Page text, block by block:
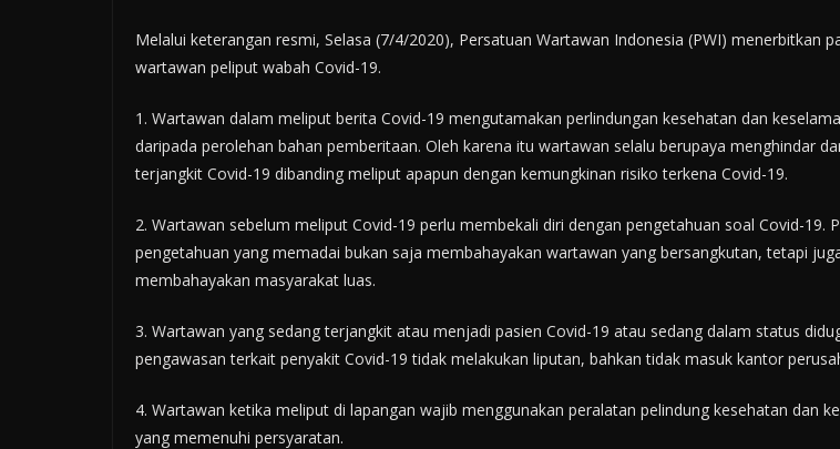
Melalui keterangan resmi, Selasa (7/4/2020), Persatuan Wartawan Indonesia (PWI) menerbitkan
wartawan peliput wabah Covid-19.
1. Wartawan dalam meliput berita Covid-19 mengutamakan perlindungan kesehatan dan
daripada perolehan bahan pemberitaan. Oleh karena itu wartawan selalu berupaya menghindar
terjangkit Covid-19 dibanding meliput apapun dengan kemungkinan risiko terkena Covid-19.
2. Wartawan sebelum meliput Covid-19 perlu membekali diri dengan pengetahuan soal Covid-19.
pengetahuan yang memadai bukan saja membahayakan wartawan yang bersangkutan, tetapi
membahayakan masyarakat luas.
3. Wartawan yang sedang terjangkit atau menjadi pasien Covid-19 atau sedang dalam status
pengawasan terkait penyakit Covid-19 tidak melakukan liputan, bahkan tidak masuk kantor
4. Wartawan ketika meliput di lapangan wajib menggunakan peralatan pelindung kesehatan dan
yang memenuhi persyaratan.